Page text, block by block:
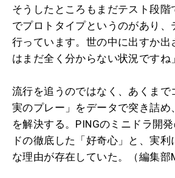
そうしたところもまだテスト段階
でプロトタイプというのがあり、
行っています。世の中に出すか出
はまだ全く分からない状況ですね」
流行を追うのではなく、あくまで
実のプレー」をデータで突き詰め
を解決する。PINGのミニドラ開
ドの徹底した「好奇心」と、実
な理由が存在していた。（編集部